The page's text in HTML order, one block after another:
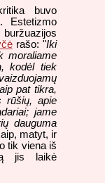
buvo
Estetizmo
buržuazijos
rašo: "Iki
moraliame
kodėl tiek
pat tikra,
rūšių, apie
jame
dauguma
matyt, ir
tik viena iš
jis laikė